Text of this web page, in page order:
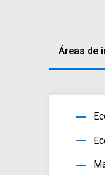
Áreas de
horizontal_rule
horizontal_rule
horizontal_rule